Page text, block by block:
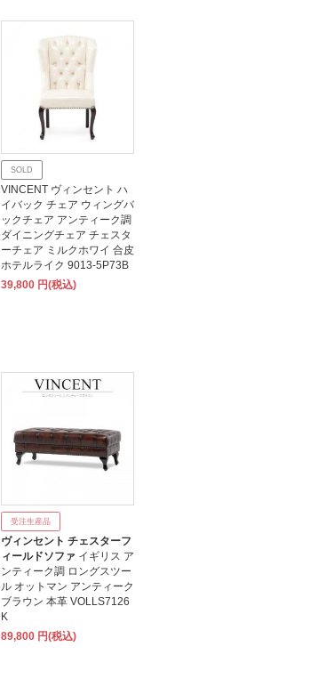
SOLD
VINCENT ヴィンセント ハ
イバック チェア ウィングバ
ックチェア アンティーク調
ダイニングチェア チェスタ
ーチェア ミルクホワイ 合皮
ホテルライク 9013-5P73B
39,800 円(税込)
受注生産品
ヴィンセント チェスターフ
ィールドソファ イギリス ア
ンティーク調 ロングスツー
ル オットマン アンティーク
ブラウン 本革 VOLLS7126
K
89,800 円(税込)